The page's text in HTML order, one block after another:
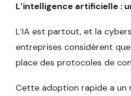
L’intelligence artificielle :
L’IA est partout, et la
entreprises considèrent
place des protocoles de
Cette adoption rapide a un